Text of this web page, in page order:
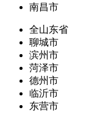
南昌市
全山东省
聊城市
滨州市
菏泽市
德州市
临沂市
东营市